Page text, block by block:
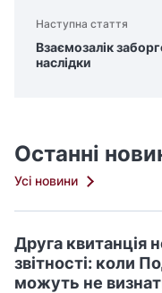
Наступна стаття
Взаємозалік
наслідки
Останні
Усі новини
Друга квитанція
звітності: коли
можуть не